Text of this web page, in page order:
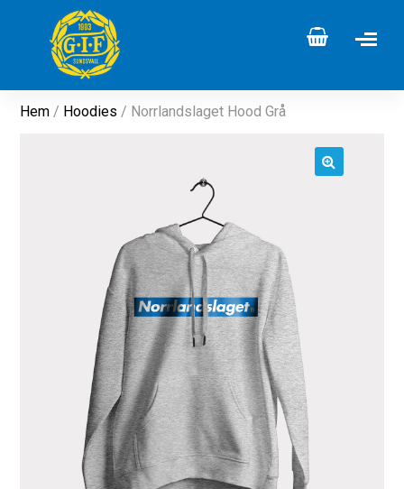
Hem / Hoodies / Norrlandslaget Hood Grå